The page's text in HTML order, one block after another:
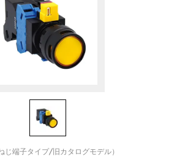
端子タイプ/旧カタログモデル）